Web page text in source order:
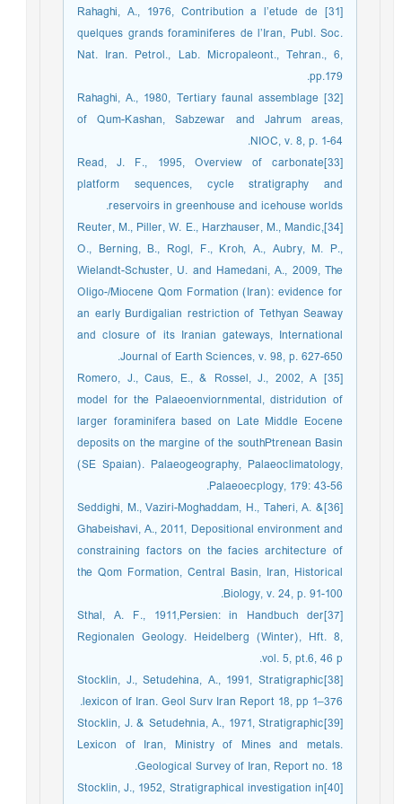
[31] Rahaghi, A., 1976, Contribution a l’etude de
quelques grands foraminiferes de l’Iran, Publ. Soc.
Nat. Iran. Petrol., Lab. Micropaleont., Tehran., 6,
pp.179.
[32] Rahaghi, A., 1980, Tertiary faunal assemblage
of Qum-Kashan, Sabzewar and Jahrum areas,
NIOC, v. 8, p. 1-64.
[33]Read, J. F., 1995, Overview of carbonate
platform sequences, cycle stratigraphy and
reservoirs in greenhouse and icehouse worlds.
[34]Reuter, M., Piller, W. E., Harzhauser, M., Mandic,
O., Berning, B., Rogl, F., Kroh, A., Aubry, M. P.,
Wielandt-Schuster, U. and Hamedani, A., 2009, The
Oligo-/Miocene Qom Formation (Iran): evidence for
an early Burdigalian restriction of Tethyan Seaway
and closure of its Iranian gateways, International
Journal of Earth Sciences, v. 98, p. 627-650.
[35] Romero, J., Caus, E., & Rossel, J., 2002, A
model for the Palaeoenviornmental, distridution of
larger foraminifera based on Late Middle Eocene
deposits on the margine of the southPtrenean Basin
(SE Spaian). Palaeogeography, Palaeoclimatology,
Palaeoecplogy, 179: 43-56.
[36]Seddighi, M., Vaziri-Moghaddam, H., Taheri, A. &
Ghabeishavi, A., 2011, Depositional environment and
constraining factors on the facies architecture of
the Qom Formation, Central Basin, Iran, Historical
Biology, v. 24, p. 91-100.
[37]Sthal, A. F., 1911,Persien: in Handbuch der
Regionalen Geology. Heidelberg (Winter), Hft. 8,
vol. 5, pt.6, 46 p.
[38]Stocklin, J., Setudehina, A., 1991, Stratigraphic
lexicon of Iran. Geol Surv Iran Report 18, pp 1–376.
[39]Stocklin, J. & Setudehnia, A., 1971, Stratigraphic
Lexicon of Iran, Ministry of Mines and metals.
Geological Survey of Iran, Report no. 18.
[40]Stocklin, J., 1952, Stratigraphical investigation in